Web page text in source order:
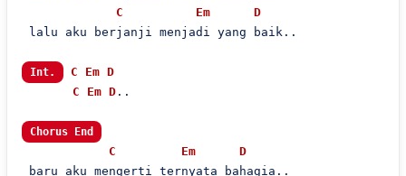
C
Em
D
lalu aku berjanji menjadi yang baik..
Int. C Em D
C
Em D..
Chorus End
C Em
D
baru aku mengerti ternyata bahagia..